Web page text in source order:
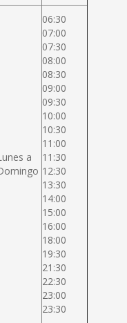
a
06:30
07:00
07:30
08:00
08:30
09:00
09:30
10:00
10:30
11:00
11:30
12:30
13:30
14:00
15:00
16:00
18:00
19:30
21:30
22:30
23:00
23:30